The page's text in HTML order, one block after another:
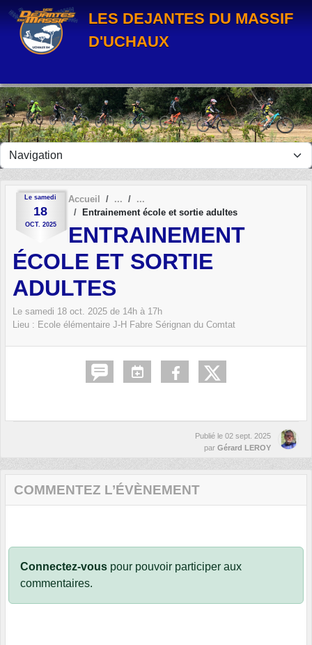
LES DEJANTES DU MASSIF
D'UCHAUX
Le samedi
18
OCT. 2025
Accueil
Entrainement école et sortie adultes
ENTRAINEMENT
ÉCOLE ET SORTIE
ADULTES
Le samedi 18 oct. 2025 de 14h à 17h
Lieu : Ecole élémentaire J-H Fabre Sérignan du Comtat
Publié le 02 sept. 2025
par Gérard LEROY
COMMENTEZ L’ÉVÈNEMENT
Connectez-vous pour pouvoir participer aux
commentaires.
Panneau de gestion des cookies